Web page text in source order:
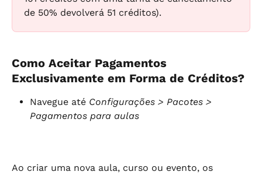
de 50% devolverá 51 créditos).
Como Aceitar Pagamentos
Exclusivamente em Forma de Créditos?
Navegue até Configurações > Pacotes >
Pagamentos para aulas
Ao criar uma nova aula, curso ou evento, os